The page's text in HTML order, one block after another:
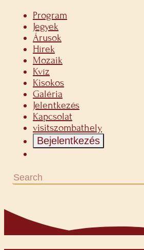
Program
Jegyek
Árusok
Hírek
Mozaik
Kvíz
Kisokos
Galéria
Jelentkezés
Kapcsolat
visitszombathely
Bejelentkezés